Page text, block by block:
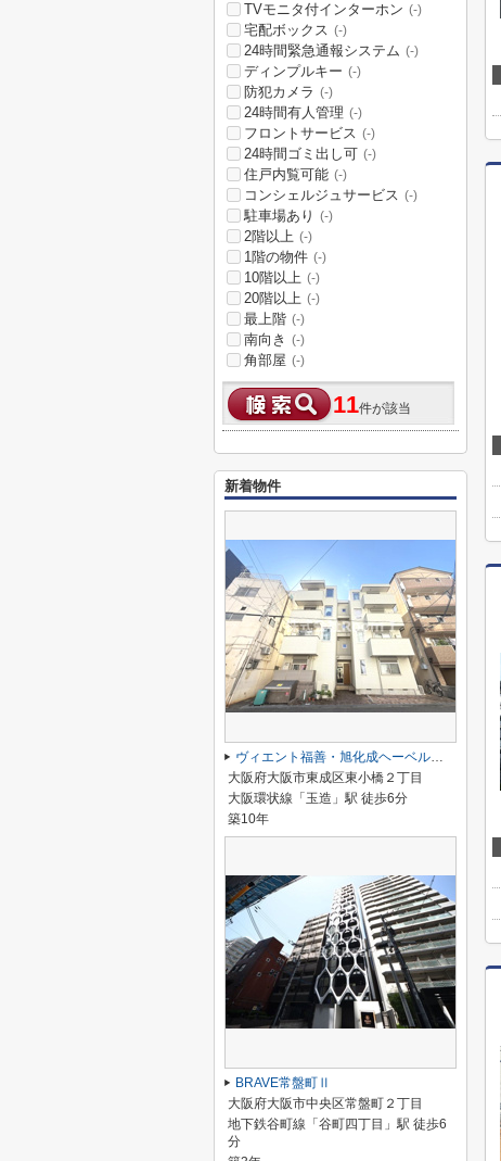
TVモニタ付インターホン (-)
宅配ボックス (-)
24時間緊急通報システム (-)
ディンプルキー (-)
防犯カメラ (-)
24時間有人管理 (-)
フロントサービス (-)
24時間ゴミ出し可 (-)
住戸内覧可能 (-)
コンシェルジュサービス (-)
駐車場あり (-)
2階以上 (-)
1階の物件 (-)
10階以上 (-)
20階以上 (-)
最上階 (-)
南向き (-)
角部屋 (-)
11件が該当
新着物件
ヴィエント福善・旭化成ヘーベルメゾンHEBEL HAUS
大阪府大阪市東成区東小橋２丁目
大阪環状線「玉造」駅 徒歩6分
築10年
BRAVE常盤町Ⅱ
大阪府大阪市中央区常盤町２丁目
地下鉄谷町線「谷町四丁目」駅 徒歩6
分